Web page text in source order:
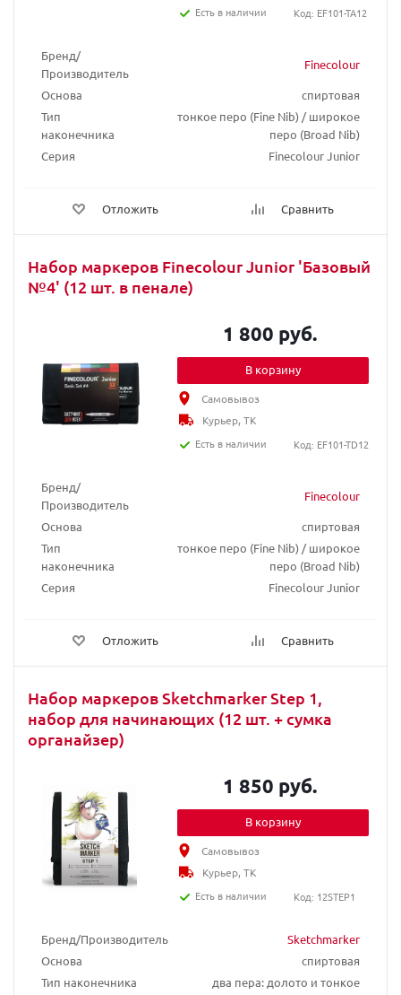
Бренд/
Производитель
Finecolour
Основа
спиртовая
Тип
наконечника
тонкое перо (Fine Nib) / широкое
перо (Broad Nib)
Серия
Finecolour Junior
Отложить Сравнить
Есть в наличии
Код: EF101-TA12
Набор маркеров Finecolour Junior 'Базовый
№4' (12 шт. в пенале)
Бренд/
Производитель
Finecolour
Основа
спиртовая
Тип
наконечника
тонкое перо (Fine Nib) / широкое
перо (Broad Nib)
Серия
Finecolour Junior
Отложить Сравнить
1 800 руб.
В корзину
Самовывоз
Курьер, ТК
Есть в наличии
Код: EF101-TD12
Набор маркеров Sketchmarker Step 1,
набор для начинающих (12 шт. + сумка
органайзер)
Бренд/Производитель
Sketchmarker
Основа
спиртовая
Тип наконечника
два пера: долото и тонкое
1 850 руб.
В корзину
Самовывоз
Курьер, ТК
Есть в наличии
Код: 12STEP1